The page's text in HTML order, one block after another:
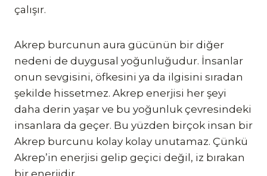
çalışır.
Akrep burcunun aura gücünün bir diğer
nedeni de duygusal yoğunluğudur. İnsanlar
onun sevgisini, öfkesini ya da ilgisini sıradan
şekilde hissetmez. Akrep enerjisi her şeyi
daha derin yaşar ve bu yoğunluk çevresindeki
insanlara da geçer. Bu yüzden birçok insan bir
Akrep burcunu kolay kolay unutamaz. Çünkü
Akrep’in enerjisi gelip geçici değil, iz bırakan
bir enerjidir.